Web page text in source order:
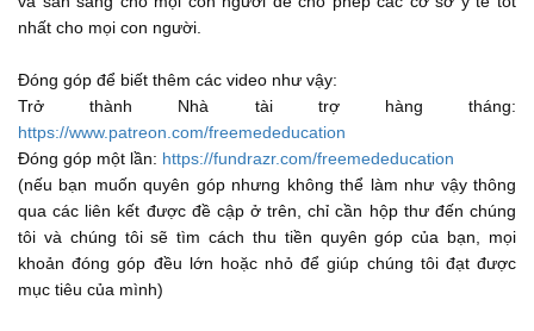
00:27
Between your eyes are your ethmoid sinuses.
...
In bones behind your nose are your sphenoid sinuses.
...
They’re lined with soft, pink tissue called mucosa.
...
00:36
Sinusitis means your sinuses are inflamed.
nhất cho mọi con người.
Đóng góp để biết thêm các video như vậy:
Trở thành Nhà tài trợ hàng tháng:
https://www.patreon.com/freemededucation
Đóng góp một lần: https://fundrazr.com/freemededucation
(nếu bạn muốn quyên góp nhưng không thể làm như vậy thông
qua các liên kết được đề cập ở trên, chỉ cần hộp thư đến chúng
tôi và chúng tôi sẽ tìm cách thu tiền quyên góp của bạn, mọi
khoản đóng góp đều lớn hoặc nhỏ để giúp chúng tôi đạt được
mục tiêu của mình)